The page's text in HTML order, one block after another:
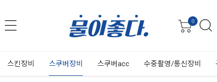
0
스킨장비 스쿠버장비 스쿠버acc 수중촬영/통신장비